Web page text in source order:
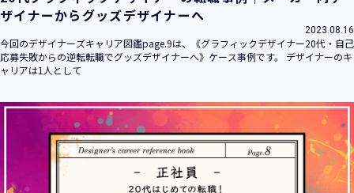
ザイナーからグッズデザイナーへ
2023.08.16
今回のデザイナーズキャリア図鑑page.9は、《グラフィックデザイナー20代・自己
応募失敗からの逆転転職でグッズデザイナーへ》ケース事例です。 デザイナーのキ
ャリアは1人として